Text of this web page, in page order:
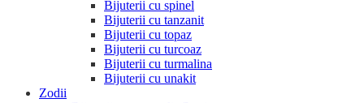
Bijuterii cu spinel
Bijuterii cu tanzanit
Bijuterii cu topaz
Bijuterii cu turcoaz
Bijuterii cu turmalina
Bijuterii cu unakit
Zodii